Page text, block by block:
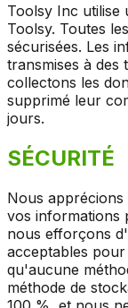
Toolsy Inc utilise
Toolsy. Toutes
sécurisées. Les
transmises à des
collectons les
supprimé leur
jours.
SÉCURITÉ
Nous
vos informations
nous efforçons
acceptables
qu'aucune
méthode de